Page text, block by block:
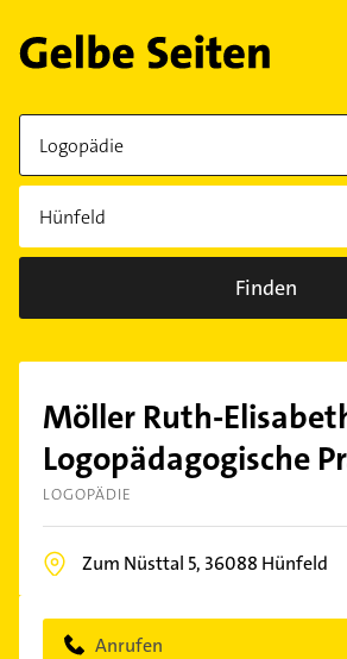
Finden
Möller Ruth-
Logopädagogische
LOGOPÄDIE
Zum Nüsttal 5, 36088 Hünfeld
Anrufen